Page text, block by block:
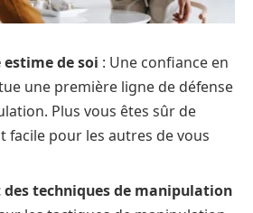
de soi : Une confiance en
une première ligne de défense
Plus vous êtes sûr de
facile pour les autres de vous
des techniques de manipulation